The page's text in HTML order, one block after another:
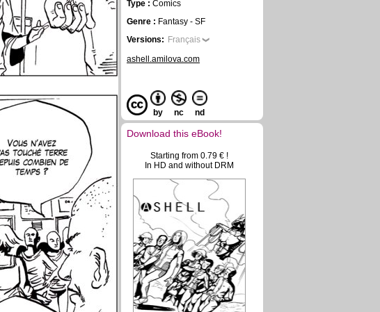
Type : Comics
Genre : Fantasy - SF
Versions: Français
ashell.amilova.com
by nc nd
Download this eBook!
Starting from 0.79 € !
In HD and without DRM